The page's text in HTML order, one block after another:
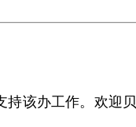
该办工作。欢迎